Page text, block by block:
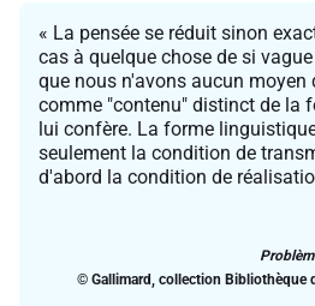
« La pensée se réduit sinon
cas à quelque chose de si
que nous n'avons aucun moyen
comme "contenu" distinct de la
lui confère. La forme
seulement la condition de
d'abord la condition de
© Gallimard, collection Bibliothèque